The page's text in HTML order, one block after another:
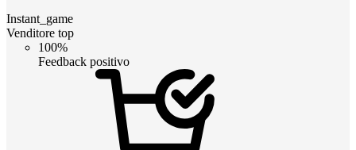
Instant_game
Venditore top
100%
Feedback positivo